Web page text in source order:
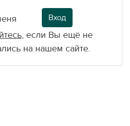
Вход
, если Вы ещё не
на нашем сайте.